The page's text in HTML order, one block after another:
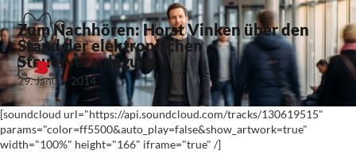
Zum Nachhören: Horst Vinken über den
Stand der elektronischen
Steuerveranlagung
29. Januar 2014
[soundcloud url="https://api.soundcloud.com/tracks/130619515"
params="color=ff5500&auto_play=false&show_artwork=true"
width="100%" height="166" iframe="true" /]